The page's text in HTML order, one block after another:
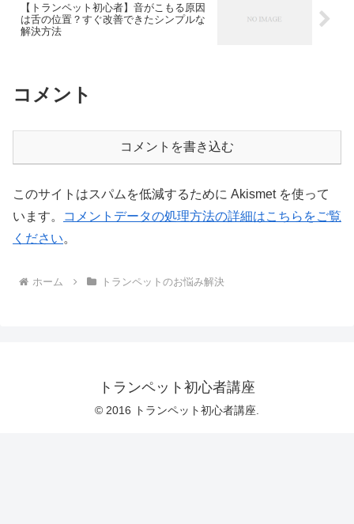
【トランペット初心者】音がこもる原因
は舌の位置？すぐ改善できたシンプルな
解決方法
コメント
コメントを書き込む
このサイトはスパムを低減するために Akismet を使って
います。
コメントデータの処理方法の詳細はこちらをご覧
ください。
ホーム トランペットのお悩み解決
トランペット初心者講座
© 2016 トランペット初心者講座.